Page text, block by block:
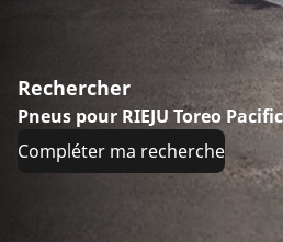
Rechercher
Pneus pour RIEJU Toreo
Compléter ma recherche